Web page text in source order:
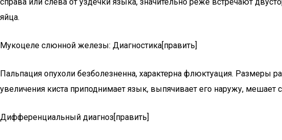
яйца.
Мукоцеле слюнной железы: Диагностика[править]
Пальпация опухоли безболезненна, характерна флюктуация. Размеры
увеличения киста приподнимает язык, выпячивает его наружу, мешает
Дифференциальный диагноз[править]